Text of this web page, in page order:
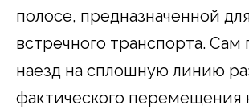
полосе, предназначенной
встречного транспорта. Сам
наезд на сплошную линию
фактического перемещения